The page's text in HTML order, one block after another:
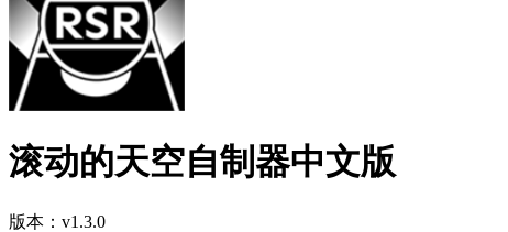
滚动的天空自制器中文版
版本：v1.3.0